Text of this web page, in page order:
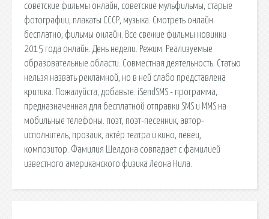
советские фильмы онлайн, советские мульфильмы, старые
фотографии, плакаты СССР, музыка. Смотреть онлайн
бесплатно, фильмы онлайн. Все свежие фильмы новинки
2015 года онлайн. День недели. Режим. Реализуемые
образовательные области. Совместная деятельность. Статью
нельзя назвать рекламной, но в ней слабо представлена
критика. Пожалуйста, добавьте. iSendSMS - программа,
предназначенная для бесплатной отправки SMS и MMS на
мобильные телефоны. поэт, поэт-песенник, автор-
исполнитель, прозаик, актёр театра и кино, певец,
композитор. Фамилия Шелдона совпадает с фамилией
известного американского физика Леона Нила.